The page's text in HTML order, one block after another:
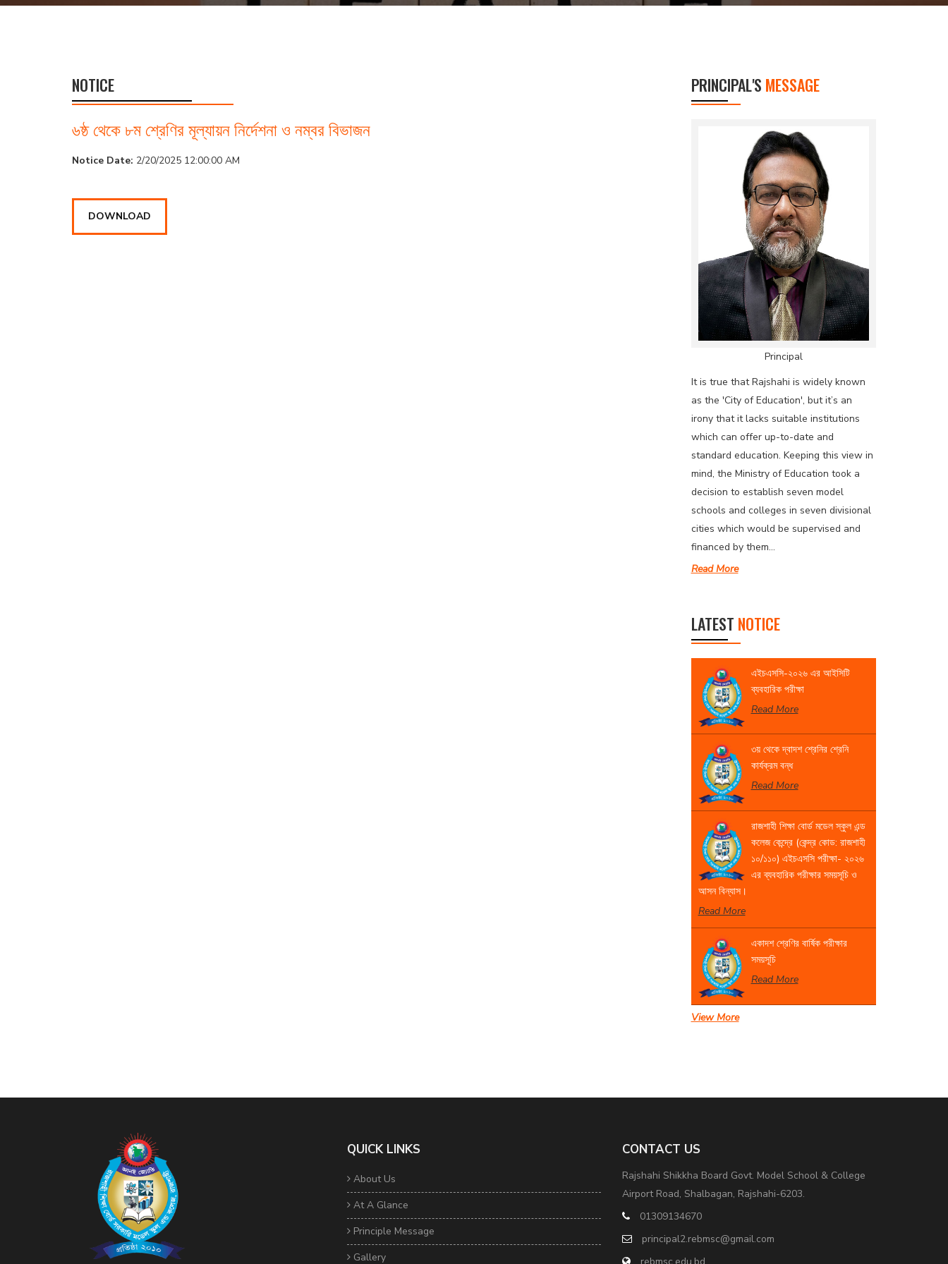
NOTICE
৬ষ্ঠ থেকে ৮ম শ্রেণির মূল্যায়ন নির্দেশনা ও নম্বর বিভাজন
Notice Date: 2/20/2025 12:00:00 AM
DOWNLOAD
PRINCIPAL'S MESSAGE
Principal
It is true that Rajshahi is widely known
as the 'City of Education', but it’s an
irony that it lacks suitable institutions
which can offer up-to-date and
standard education. Keeping this view in
mind, the Ministry of Education took a
decision to establish seven model
schools and colleges in seven divisional
cities which would be supervised and
financed by them...
Read More
LATEST NOTICE
এইচএসসি-২০২৬ এর আইসিটি
ব্যবহারিক পরীক্ষা
Read More
৩য় থেকে দ্বাদশ শ্রেনির শ্রেনি
কার্যক্রম বন্ধ
Read More
রাজশাহী শিক্ষা বোর্ড মডেল স্কুল এন্ড
কলেজ কেন্দ্রে (কেন্দ্র কোড: রাজশাহী
১০/১১০) এইচএসসি পরীক্ষা- ২০২৬
এর ব্যবহারিক পরীক্ষার সময়সূচি ও
আসন বিন্যাস।
Read More
একাদশ শ্রেণির বার্ষিক পরীক্ষার
সময়সূচি
Read More
View More
QUICK LINKS
About Us
At A Glance
Principle Message
Gallery
CONTACT US
Rajshahi Shikkha Board Govt. Model School & College
Airport Road, Shalbagan, Rajshahi-6203.
01309134670
principal2.rebmsc@gmail.com
rebmsc.edu.bd